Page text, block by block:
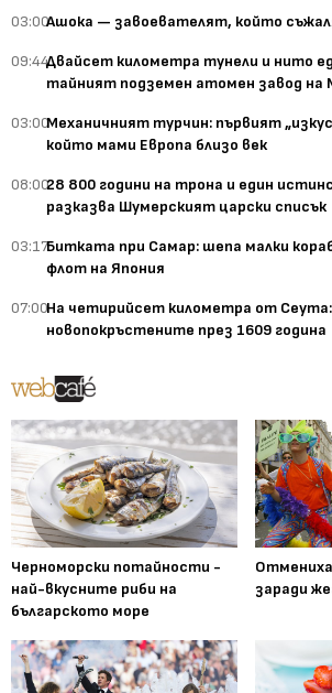
03:00Ашока — завоевателят, който
09:44Двайсет километра тунели и нито
тайният подземен атомен завод на
03:00Механичният турчин: първият
който мами Европа близо век
08:0028 800 години на трона и един
разказва Шумерският царски списък
03:17Битката при Самар: шепа малки
флот на Япония
07:00На четирийсет километра от Сеута:
новопокръстените през 1609 година
Черноморски потайности -
най-вкусните риби на
българското море
заради